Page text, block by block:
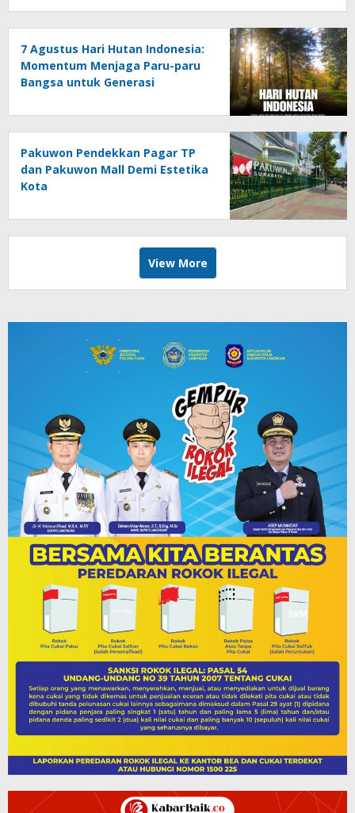
7 Agustus Hari Hutan Indonesia:
Momentum Menjaga Paru-paru
Bangsa untuk Generasi
Pakuwon Pendekkan Pagar TP
dan Pakuwon Mall Demi Estetika
Kota
View More